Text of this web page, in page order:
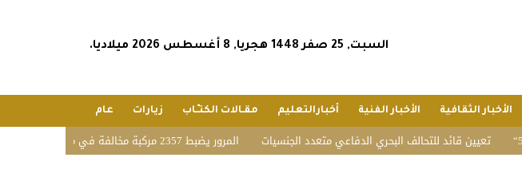
السبت, 25 صفر 1448 هجريا, 8 أغسطس 2026 ميلاديا.
الأخبار الثقافية الأخبار الفنية أخبارالتعليم مقـالات الكتـّـاب زيارات عام
المرور يضبط 2357 مركبة مخالفة في مواقف الأشخاص ذوي الإعاقة بمختلف مناطق المملكة تعيين قائد للتحالف البحري الدفاعي متعدد الجنسيات